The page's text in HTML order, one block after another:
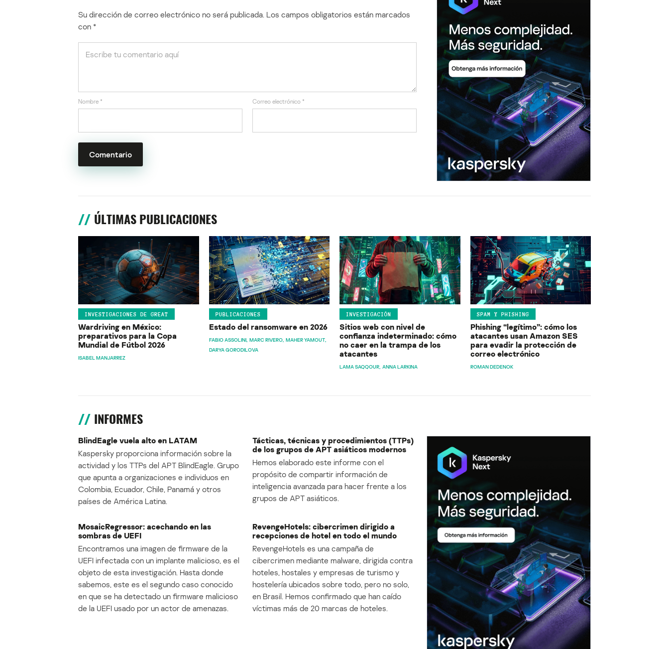
Su dirección de correo electrónico no será publicada. Los campos obligatorios están marcados
con *
Nombre * Correo electrónico *
ÚLTIMAS PUBLICACIONES
INVESTIGACIONES DE GREAT
Wardriving en México:
preparativos para la Copa
Mundial de Fútbol 2026
ISABEL MANJARREZ
PUBLICACIONES
Estado del ransomware en 2026
FABIO ASSOLINI MARC RIVERO MAHER YAMOUT
DARYA GORODILOVA
INVESTIGACIÓN
Sitios web con nivel de
confianza indeterminado: cómo
no caer en la trampa de los
atacantes
LAMA SAQQOUR ANNA LARKINA
SPAM Y PHISHING
Phishing “legítimo”: cómo los
atacantes usan Amazon SES
para evadir la protección de
correo electrónico
ROMAN DEDENOK
INFORMES
BlindEagle vuela alto en LATAM
Kaspersky proporciona información sobre la
actividad y los TTPs del APT BlindEagle. Grupo
que apunta a organizaciones e individuos en
Colombia, Ecuador, Chile, Panamá y otros
países de América Latina.
Tácticas, técnicas y procedimientos (TTPs)
de los grupos de APT asiáticos modernos
Hemos elaborado este informe con el
propósito de compartir información de
inteligencia avanzada para hacer frente a los
grupos de APT asiáticos.
MosaicRegressor: acechando en las
sombras de UEFI
Encontramos una imagen de firmware de la
UEFI infectada con un implante malicioso, es el
objeto de esta investigación. Hasta donde
sabemos, este es el segundo caso conocido
en que se ha detectado un firmware malicioso
de la UEFI usado por un actor de amenazas.
RevengeHotels: cibercrimen dirigido a
recepciones de hotel en todo el mundo
RevengeHotels es una campaña de
cibercrimen mediante malware, dirigida contra
hoteles, hostales y empresas de turismo y
hostelería ubicados sobre todo, pero no solo,
en Brasil. Hemos confirmado que han caído
víctimas más de 20 marcas de hoteles.